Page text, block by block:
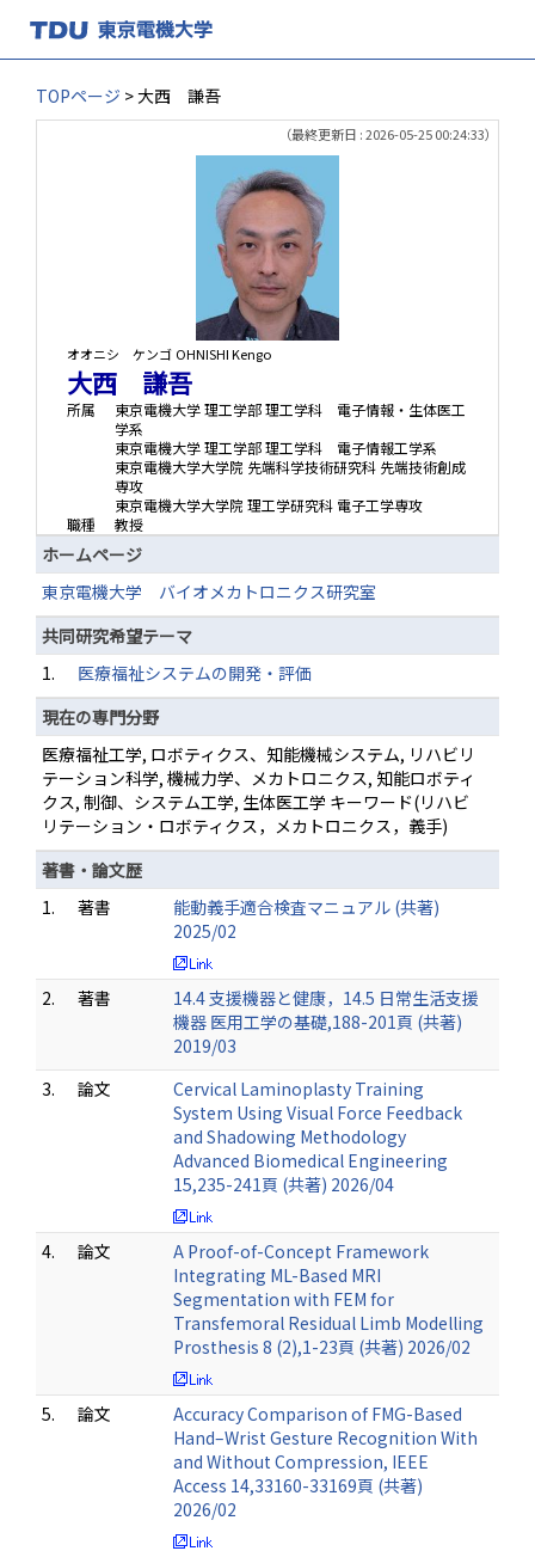
TOPページ > 大西 謙吾
（最終更新日 : 2026-05-25 00:24:33）
オオニシ ケンゴ OHNISHI Kengo
大西 謙吾
所属
東京電機大学 理工学部 理工学科 電子情報・生体医工
学系
東京電機大学 理工学部 理工学科 電子情報工学系
東京電機大学大学院 先端科学技術研究科 先端技術創成
専攻
東京電機大学大学院 理工学研究科 電子工学専攻
職種
教授
ホームページ
東京電機大学 バイオメカトロニクス研究室
共同研究希望テーマ
1.
医療福祉システムの開発・評価
現在の専門分野
医療福祉工学, ロボティクス、知能機械システム, リハビリ
テーション科学, 機械力学、メカトロニクス, 知能ロボティ
クス, 制御、システム工学, 生体医工学 キーワード(リハビ
リテーション・ロボティクス，メカトロニクス，義手)
著書・論文歴
1.
著書
能動義手適合検査マニュアル (共著)
2025/02
2. 著書
14.4 支援機器と健康，14.5 日常生活支援
機器 医用工学の基礎,188-201頁 (共著)
2019/03
3.
論文
Cervical Laminoplasty Training
System Using Visual Force Feedback
and Shadowing Methodology
Advanced Biomedical Engineering
15,235-241頁 (共著) 2026/04
4. 論文
A Proof-of-Concept Framework
Integrating ML-Based MRI
Segmentation with FEM for
Transfemoral Residual Limb Modelling
Prosthesis 8 (2),1-23頁 (共著) 2026/02
5. 論文
Accuracy Comparison of FMG-Based
Hand–Wrist Gesture Recognition With
and Without Compression, IEEE
Access 14,33160-33169頁 (共著)
2026/02